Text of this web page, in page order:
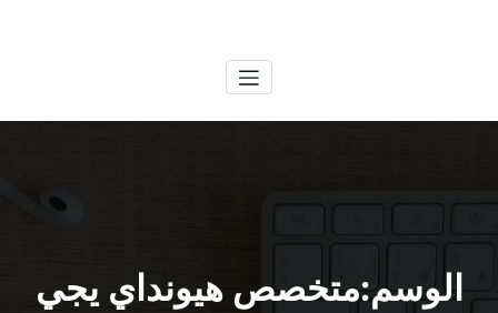
الوسم:متخصص هيونداي يجي